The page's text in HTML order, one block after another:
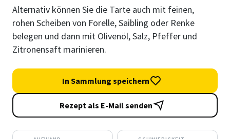
Alternativ können Sie die Tarte auch mit feinen,
rohen Scheiben von Forelle, Saibling oder Renke
belegen und dann mit Olivenöl, Salz, Pfeffer und
Zitronensaft marinieren.
In Sammlung speichern
Rezept als E-Mail senden